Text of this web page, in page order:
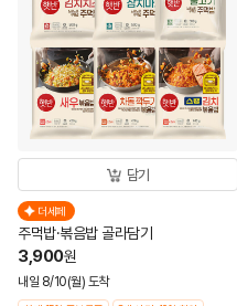
담기
더세페
주먹밥·볶음밥 골라담기
3,900원
내일 8/10(월) 도착